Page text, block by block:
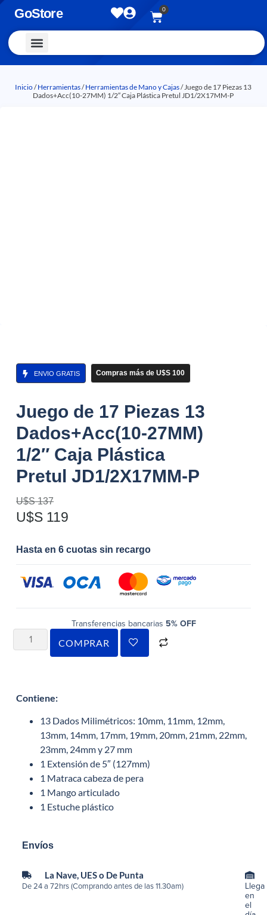
GoStore 0
Inicio/Herramientas/Herramientas de Mano y Cajas/ Juego de 17 Piezas 13
Dados+Acc(10-27MM) 1/2″ Caja Plástica Pretul JD1/2X17MM-P
ENVIO GRATIS Compras más de U$S 100
Juego de 17 Piezas 13
Dados+Acc(10-27MM)
1/2″ Caja Plástica
Pretul JD1/2X17MM-P
U$S137
U$S 119
Hasta en 6 cuotas sin recargo
Transferencias bancarias 5% OFF
COMPRAR
Contiene:
13 Dados Milimétricos: 10mm, 11mm, 12mm,
13mm, 14mm, 17mm, 19mm, 20mm, 21mm, 22mm,
23mm, 24mm y 27 mm
1 Extensión de 5″ (127mm)
1 Matraca cabeza de pera
1 Mango articulado
1 Estuche plástico
Envíos
La Nave, UES o De Punta
De 24 a 72hrs (Comprando antes de las 11.30am)
Llega
en
el